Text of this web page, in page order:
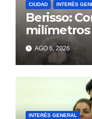
CIUDAD INTERÉS
Berisso:
milímetros
sienten los
AGO 6, 2026
INTERÉS GENERAL